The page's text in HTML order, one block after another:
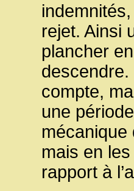
rejet. Ainsi
plancher
compte,
une
mécanique
mais en
rapport à